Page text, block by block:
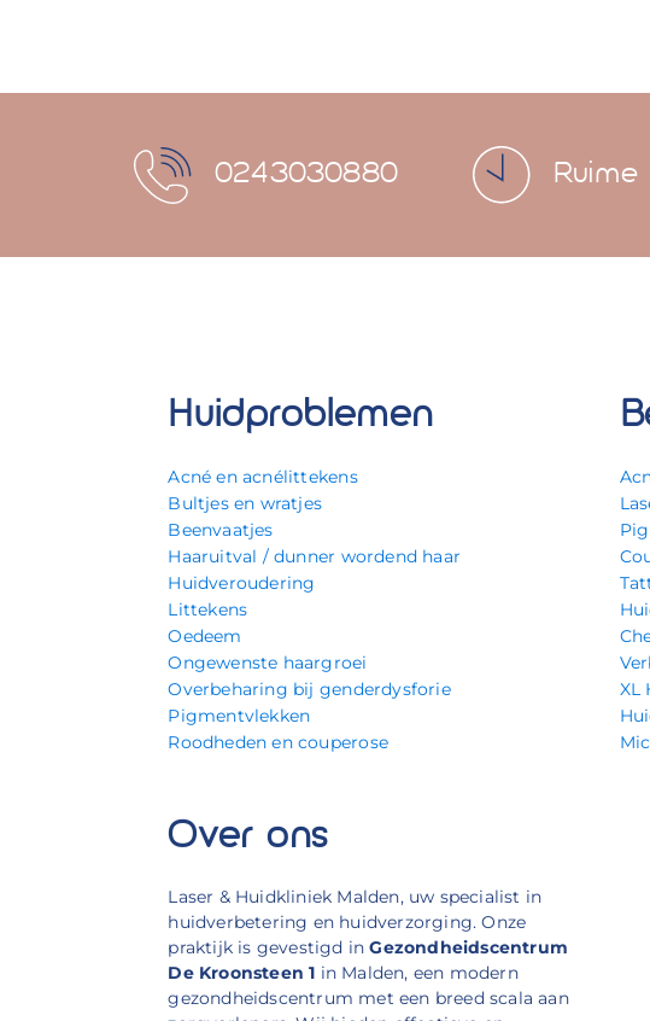
0243030880
Huidproblemen
Acné en acnélittekens
Bultjes en wratjes
Beenvaatjes
Haaruitval / dunner wordend haar
Huidveroudering
Littekens
Oedeem
Ongewenste haargroei
Overbeharing bij genderdysforie
Pigmentvlekken
Roodheden en couperose
XL
Over ons
Laser & Huidkliniek Malden, uw specialist in
huidverbetering en huidverzorging. Onze
praktijk is gevestigd inGezondheidscentrum
De Kroonsteen 1 in Malden, een modern
gezondheidscentrum met een breed scala aan